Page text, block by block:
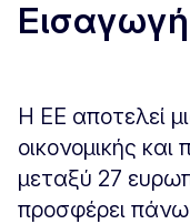
Η ΕΕ αποτελεί
οικονομικής και
μεταξύ 27
προσφέρει πάνω